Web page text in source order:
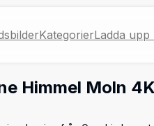
KategorierLadda
Himmel Moln 4K